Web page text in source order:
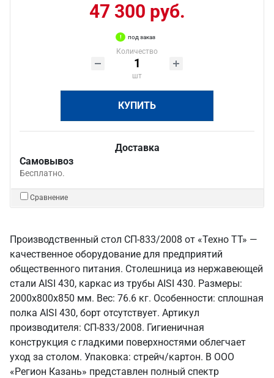
47 300 руб.
под заказ
Количество
шт
КУПИТЬ
Доставка
Самовывоз
Бесплатно.
Сравнение
Производственный стол СП-833/2008 от «Техно ТТ» —
качественное оборудование для предприятий
общественного питания. Столешница из нержавеющей
стали AISI 430, каркас из трубы AISI 430. Размеры:
2000x800x850 мм. Вес: 76.6 кг. Особенности: сплошная
полка AISI 430, борт отсутствует. Артикул
производителя: СП-833/2008. Гигиеничная
конструкция с гладкими поверхностями облегчает
уход за столом. Упаковка: стрейч/картон. В ООО
«Регион Казань» представлен полный спектр